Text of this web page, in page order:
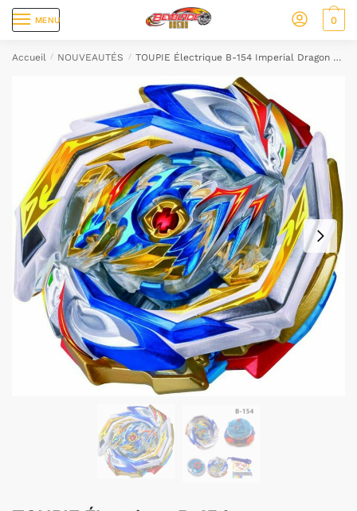
MENU 0
Accueil / NOUVEAUTÉS / TOUPIE Électrique B-154 Imperial Dragon Burst Rise GT Gatinko